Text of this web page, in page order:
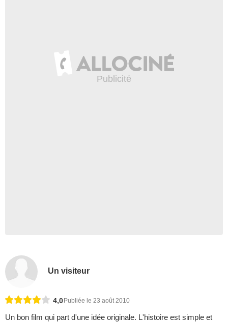
Un visiteur
4,0 Publiée le 23 août 2010
Un bon film qui part d'une idée originale. L'histoire est simple et